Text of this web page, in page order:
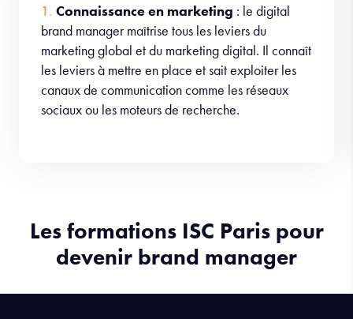
Connaissance en marketing : le digital
brand manager maîtrise tous les leviers du
marketing global et du marketing digital. Il connaît
les leviers à mettre en place et sait exploiter les
canaux de communication comme les réseaux
sociaux ou les moteurs de recherche.
Les formations ISC Paris pour
devenir brand manager